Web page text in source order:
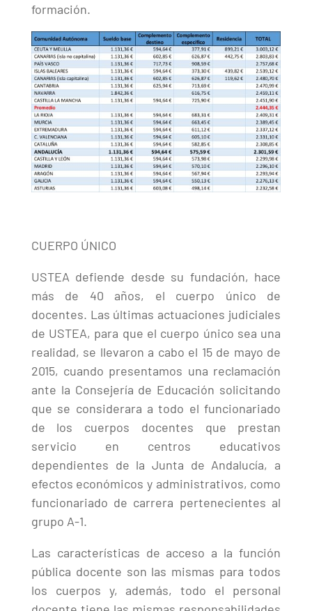
formación.
CUERPO ÚNICO
USTEA defiende desde su fundación, hace
más de 40 años, el cuerpo único de
docentes. Las últimas actuaciones judiciales
de USTEA, para que el cuerpo único sea una
realidad, se llevaron a cabo el 15 de mayo de
2015, cuando presentamos una reclamación
ante la Consejería de Educación solicitando
que se considerara a todo el funcionariado
de los cuerpos docentes que prestan
servicio en centros educativos
dependientes de la Junta de Andalucía, a
efectos económicos y administrativos, como
funcionariado de carrera pertenecientes al
grupo A-1.
Las características de acceso a la función
pública docente son las mismas para todos
los cuerpos y, además, todo el personal